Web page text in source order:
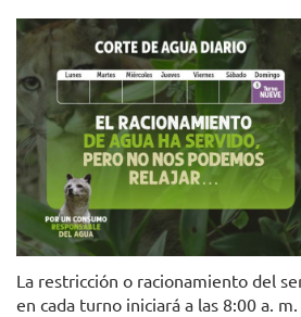
La restricción o racionamiento del
en cada turno iniciará a las 8:00 a.